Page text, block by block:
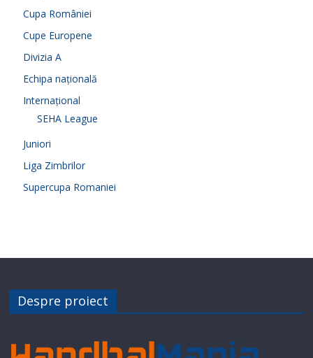
Cupa României
Cupe Europene
Divizia A
Echipa națională
Internațional
SEHA League
Juniori
Liga Zimbrilor
Supercupa Romaniei
Despre proiect